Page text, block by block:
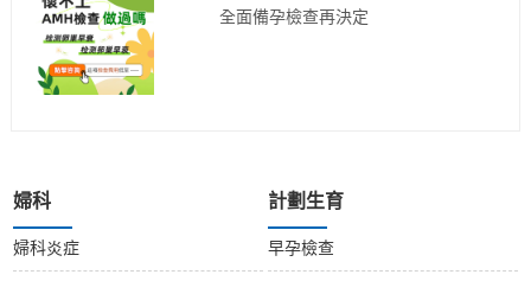
全面備孕檢查再決定
婦科
婦科炎症
計劃生育
早孕檢查